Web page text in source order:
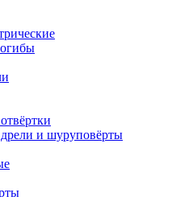
и шуруповёрты